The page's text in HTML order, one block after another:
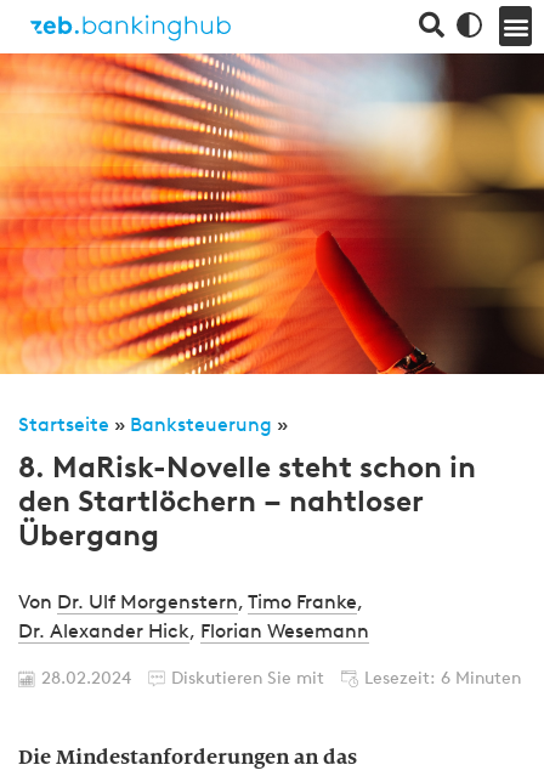
Startseite » Banksteuerung »
8. MaRisk-Novelle steht schon in
den Startlöchern – nahtloser
Übergang
Von Dr. Ulf Morgenstern, Timo Franke,
Dr. Alexander Hick, Florian Wesemann
28.02.2024 Diskutieren Sie mit Lesezeit: 6 Minuten
Die Mindestanforderungen an das